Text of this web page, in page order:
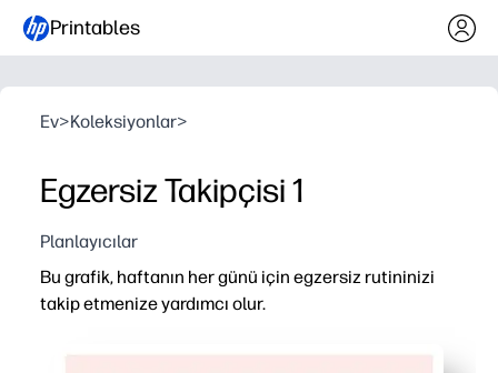
Printables
Ev>Koleksiyonlar>
Egzersiz Takipçisi 1
Planlayıcılar
Bu grafik, haftanın her günü için egzersiz rutininizi
takip etmenize yardımcı olur.
Yazdırıp gidebilirsiniz - kurulum yapmadan, sadece